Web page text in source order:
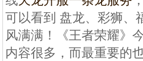
可以看到 盘龙、彩狮、
风满满！《王者荣耀》
内容很多，而最重要的